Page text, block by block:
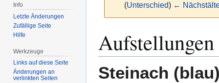
(Unterschied) ←
Navigation
springen
Suche
springen
Aufstellungen
Steinach
Info
Letzte Änderungen
Zufällige Seite
Hilfe
Werkzeuge
Links auf diese Seite
Änderungen an
verlinkten Seiten